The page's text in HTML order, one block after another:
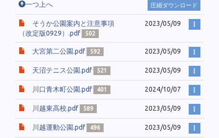
一つ上へ 圧縮ダウンロード
そうか公園案内と注意事項
（改定版0929）.pdf
502
2023/05/09
大宮第二公園.pdf 592 2023/05/09
天沼テニス公園.pdf 521 2023/05/09
川口青木町公園.pdf 401 2024/10/07
川越東高校.pdf 589 2023/05/09
川越運動公園.pdf 496 2023/05/09